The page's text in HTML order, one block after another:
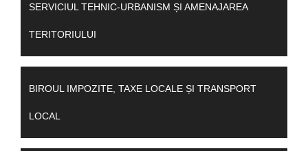
SERVICIUL TEHNIC-URBANISM ȘI AMENAJAREA
TERITORIULUI
BIROUL IMPOZITE, TAXE LOCALE ȘI TRANSPORT
LOCAL